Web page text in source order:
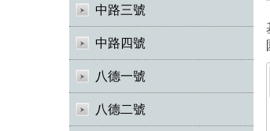
中路三號
中路四號
八德一號
八德二號